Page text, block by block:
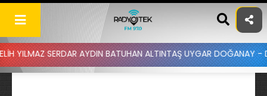
Skip
content
AYDIN BATUHAN ALTINTAŞ UYGAR DOĞANAY - DUYDUM Kİ